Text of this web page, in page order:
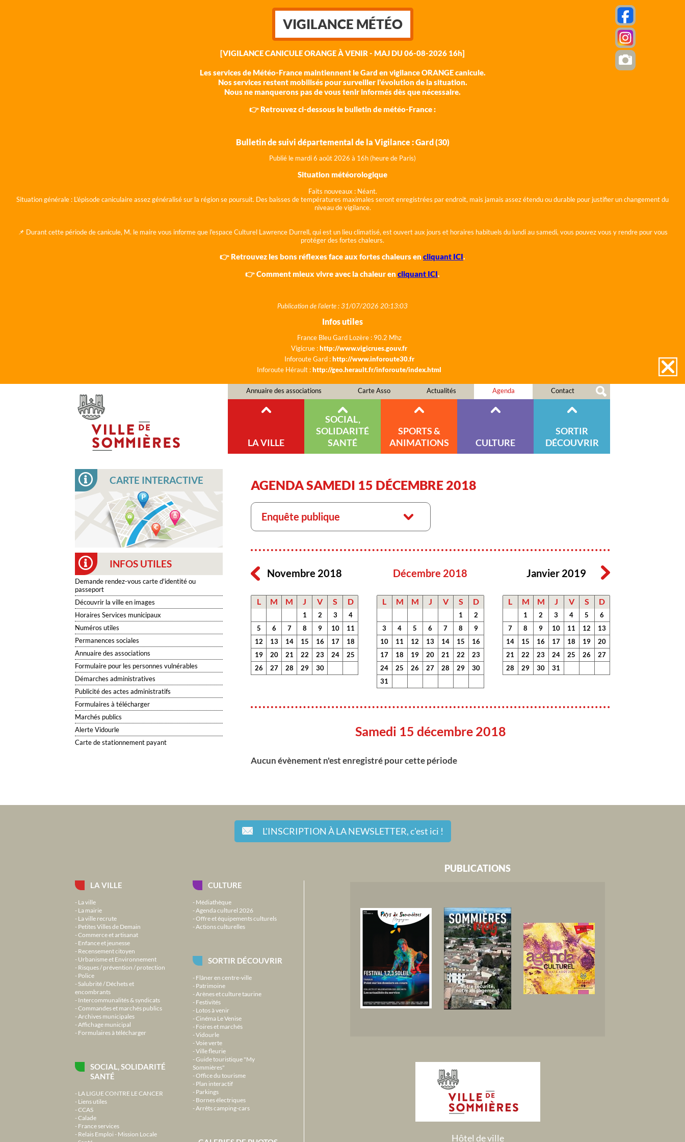
VIGILANCE MÉTÉO
[VIGILANCE CANICULE ORANGE À VENIR - MAJ DU 06-08-2026 16h]
Les services de Météo-France maintiennent le Gard en vigilance ORANGE canicule.
Nos services restent mobilisés pour surveiller l'évolution de la situation.
Nous ne manquerons pas de vous tenir informés dès que nécessaire.
👉 Retrouvez ci-dessous le bulletin de météo-France :
Bulletin de suivi départemental de la Vigilance : Gard (30)
Publié le mardi 6 août 2026 à 16h (heure de Paris)
Situation météorologique
Faits nouveaux : Néant.
Situation générale : L'épisode caniculaire assez généralisé sur la région se poursuit. Des baisses de températures maximales seront enregistrées par endroit, mais jamais assez étendu ou durable pour justifier un changement du
niveau de vigilance.
📌 Durant cette période de canicule, M. le maire vous informe que l'espace Culturel Lawrence Durrell, qui est un lieu climatisé, est ouvert aux jours et horaires habituels du lundi au samedi, vous pouvez vous y rendre pour vous
protéger des fortes chaleurs.
👉 Retrouvez les bons réflexes face aux fortes chaleurs en cliquant ICI.
👉 Comment mieux vivre avec la chaleur en cliquant ICI.
Publication de l'alerte : 31/07/2026 20:13:03
Infos utiles
France Bleu Gard Lozère : 90.2 Mhz
Vigicrue :http://www.vigicrues.gouv.fr
Inforoute Gard :http://www.inforoute30.fr
Inforoute Hérault :http://geo.herault.fr/inforoute/index.html
Annuaire des associations Carte Asso Actualités Agenda Contact
LA VILLE
SOCIAL,
SOLIDARITÉ
SANTÉ
SPORTS &
ANIMATIONS
CULTURE
SORTIR
DÉCOUVRIR
CARTE INTERACTIVE
INFOS UTILES
Demande rendez-vous carte d'identité ou
passeport
Découvrir la ville en images
Horaires Services municipaux
Numéros utiles
Permanences sociales
Annuaire des associations
Formulaire pour les personnes vulnérables
Démarches administratives
Publicité des actes administratifs
Formulaires à télécharger
Marchés publics
Alerte Vidourle
Carte de stationnement payant
AGENDA SAMEDI 15 DÉCEMBRE 2018
Enquête publique
Novembre 2018
L M M J V S D
1 2 3
4
5
6 7 8 9 10
11
12
13 14 15 16 17
18
19
20 21 22 23 24
25
26
27 28 29 30
Décembre 2018
L M M J V S D
1
2
3
4 5 6 7 8
9
10
11 12 13 14 15
16
17
18 19 20 21 22
23
24
25 26 27 28 29
30
31
Janvier 2019
L M M J V S D
1 2 3 4 5
6
7
8 9 10 11 12
13
14
15 16 17 18 19
20
21
22 23 24 25 26
27
28
29 30 31
Samedi 15 décembre 2018
Aucun évènement n'est enregistré pour cette période
L'INSCRIPTION À LA NEWSLETTER,c'est ici !
LA VILLE
La ville
La mairie
La ville recrute
Petites Villes de Demain
Commerce et artisanat
Enfance et jeunesse
Recensement citoyen
Urbanisme et Environnement
Risques / prévention / protection
Police
Salubrité / Déchets et
encombrants
Intercommunalités & syndicats
Commandes et marchés publics
Archives municipales
Affichage municipal
Formulaires à télécharger
SOCIAL, SOLIDARITÉ
SANTÉ
LA LIGUE CONTRE LE CANCER
Liens utiles
CCAS
Calade
France services
Relais Emploi - Mission Locale
CULTURE
Médiathèque
Agenda culturel 2026
Offre et équipements culturels
Actions culturelles
SORTIR DÉCOUVRIR
Flâner en centre-ville
Patrimoine
Arènes et culture taurine
Festivités
Lotos à venir
Cinéma Le Venise
Foires et marchés
Vidourle
Voie verte
Ville fleurie
Guide touristique "My
Sommières"
Office du tourisme
Plan interactif
Parkings
Bornes électriques
Arrêts camping-cars
PUBLICATIONS
Hôtel de ville